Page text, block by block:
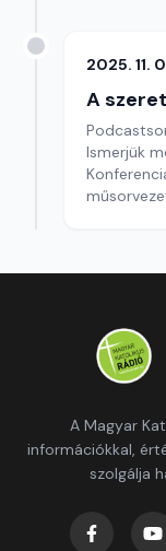
2025. 11.
A
Ismerjük
A Magyar
információkkal,
szolgálja